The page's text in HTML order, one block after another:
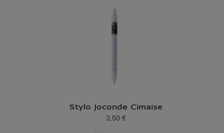
Stylo Joconde Cimaise
Prix ​​actuel
3,50 €